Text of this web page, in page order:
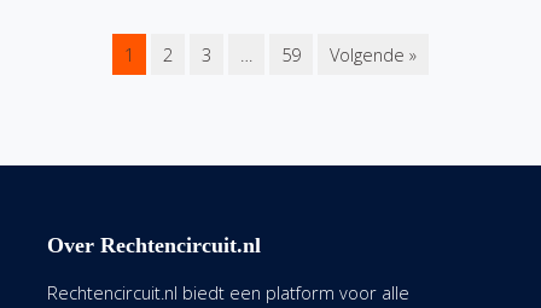
1 2 3 … 59 Volgende »
Over Rechtencircuit.nl
Rechtencircuit.nl biedt een platform voor alle